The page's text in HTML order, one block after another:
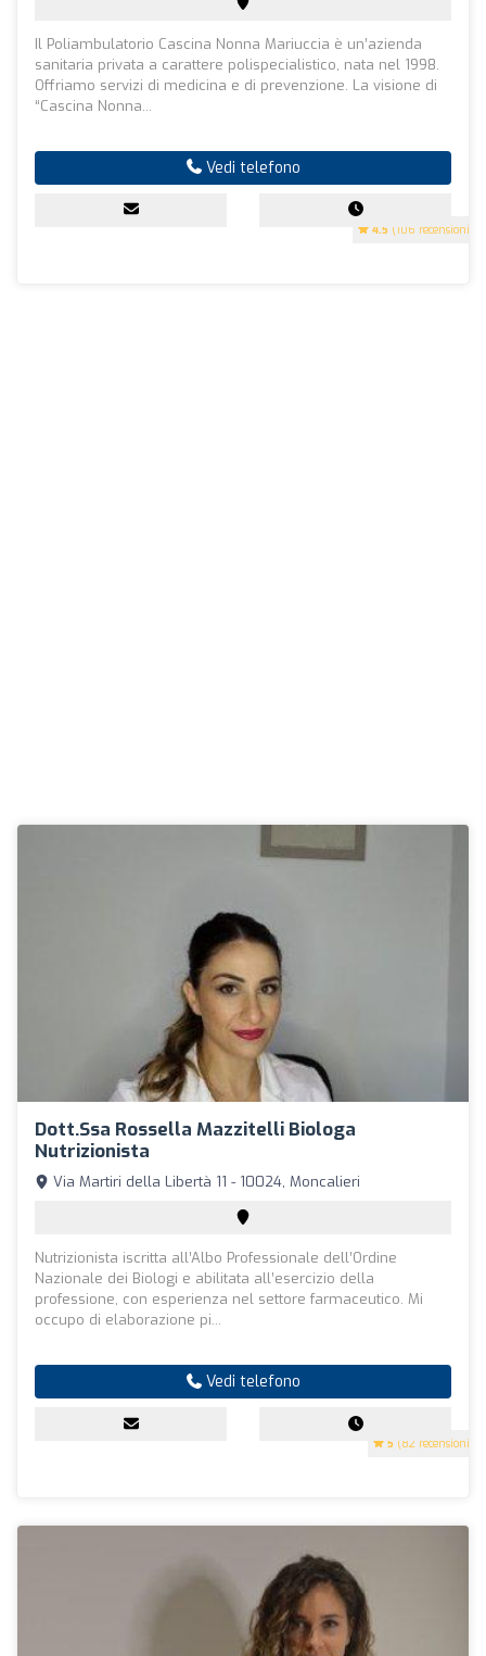
4.5 (106 recensioni)
Il Poliambulatorio Cascina Nonna Mariuccia è un’azienda
sanitaria privata a carattere polispecialistico, nata nel 1998.
Offriamo servizi di medicina e di prevenzione. La visione di
“Cascina Nonna...
Vedi telefono
Dott.ssa Rossella Mazzitelli Biologa
Nutrizionista
5 (82 recensioni)
Via Martiri della Libertà 11 - 10024, Moncalieri
Nutrizionista iscritta all’Albo Professionale dell’Ordine
Nazionale dei Biologi e abilitata all’esercizio della
professione, con esperienza nel settore farmaceutico. Mi
occupo di elaborazione pi...
Vedi telefono